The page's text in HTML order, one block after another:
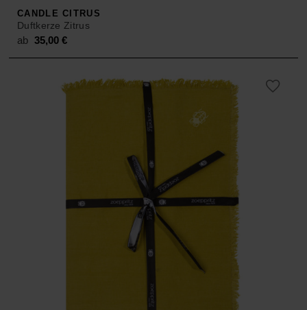
CANDLE CITRUS
Duftkerze Zitrus
ab35,00€